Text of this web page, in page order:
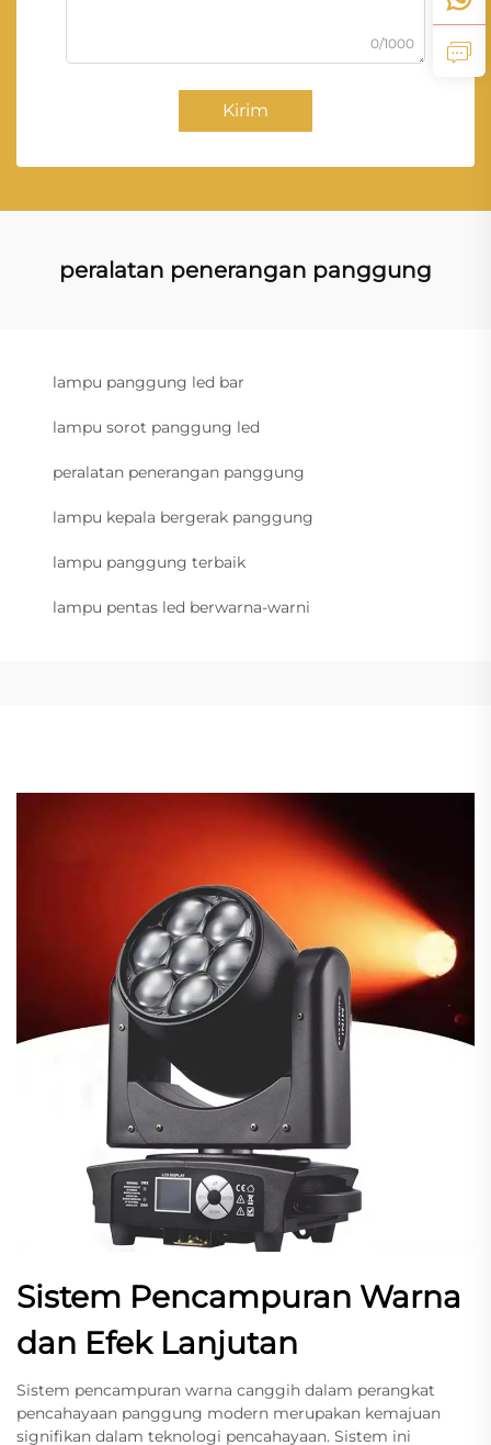
0/1000
Kirim
peralatan penerangan panggung
lampu panggung led bar
lampu sorot panggung led
peralatan penerangan panggung
lampu kepala bergerak panggung
lampu panggung terbaik
lampu pentas led berwarna-warni
Sistem Pencampuran Warna
dan Efek Lanjutan
Sistem pencampuran warna canggih dalam perangkat
pencahayaan panggung modern merupakan kemajuan
signifikan dalam teknologi pencahayaan. Sistem ini